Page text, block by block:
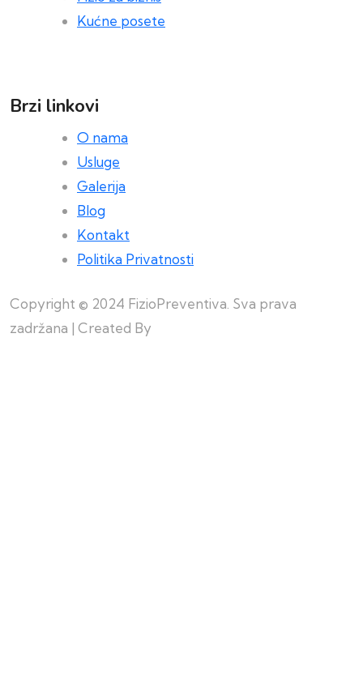
Kućne posete
Brzi linkovi
O nama
Usluge
Galerija
Blog
Kontakt
Politika Privatnosti
Copyright © 2024 FizioPreventiva. Sva prava
zadržana | Created By